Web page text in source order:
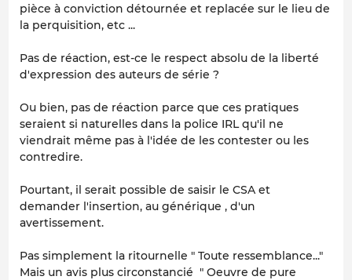
pièce à conviction détournée et replacée sur le lieu de
la perquisition, etc ...
Pas de réaction, est-ce le respect absolu de la liberté
d'expression des auteurs de série ?
Ou bien, pas de réaction parce que ces pratiques
seraient si naturelles dans la police IRL qu'il ne
viendrait même pas à l'idée de les contester ou les
contredire.
Pourtant, il serait possible de saisir le CSA et
demander l'insertion, au générique , d'un
avertissement.
Pas simplement la ritournelle " Toute ressemblance..."
Mais un avis plus circonstancié " Oeuvre de pure